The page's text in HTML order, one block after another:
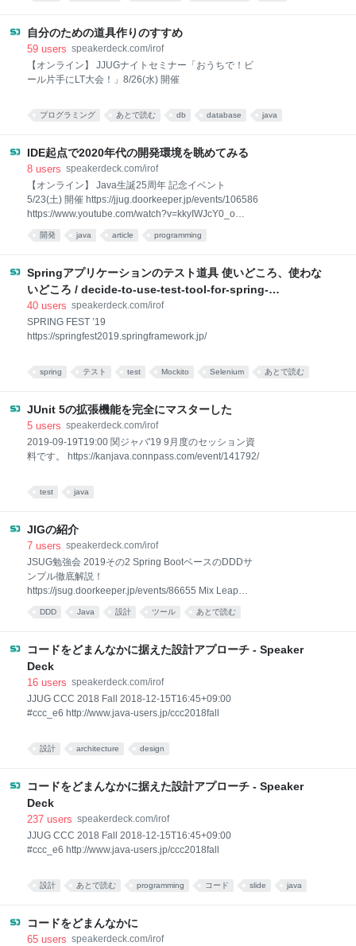
自分のための道具作りのすすめ
59 users speakerdeck.com/irof
【オンライン】 JJUGナイトセミナー「おうちで！ビ
ール片手にLT大会！」8/26(水) 開催
プログラミング あとで読む db database java
IDE起点で2020年代の開発環境を眺めてみる
8 users speakerdeck.com/irof
【オンライン】 Java生誕25周年 記念イベント
5/23(土) 開催 https://jjug.doorkeeper.jp/events/106586
https://www.youtube.com/watch?v=kkyIWJcY0_o
開発 java article programming
Springアプリケーションのテスト道具 使いどころ、使わな
いどころ / decide-to-use-test-tool-for-spring-
application
40 users speakerdeck.com/irof
SPRING FEST ’19
https://springfest2019.springframework.jp/
spring テスト test Mockito Selenium あとで読む
JUnit 5の拡張機能を完全にマスターした
5 users speakerdeck.com/irof
2019-09-19T19:00 関ジャバ'19 9月度のセッション資
料です。 https://kanjava.connpass.com/event/141792/
test java
JIGの紹介
7 users speakerdeck.com/irof
JSUG勉強会 2019その2 Spring BootベースのDDDサ
ンプル徹底解説！
https://jsug.doorkeeper.jp/events/86655 Mix Leap
Study #40 - Spring BootベースのDDDサンプル徹底解
説！ https://yahoo-osak…
DDD Java 設計 ツール あとで読む
コードをどまんなかに据えた設計アプローチ - Speaker
Deck
16 users speakerdeck.com/irof
JJUG CCC 2018 Fall 2018-12-15T16:45+09:00
#ccc_e6 http://www.java-users.jp/ccc2018fall
設計 architecture design
コードをどまんなかに据えた設計アプローチ - Speaker
Deck
237 users speakerdeck.com/irof
JJUG CCC 2018 Fall 2018-12-15T16:45+09:00
#ccc_e6 http://www.java-users.jp/ccc2018fall
設計 あとで読む programming コード slide java
コードをどまんなかに
65 users speakerdeck.com/irof